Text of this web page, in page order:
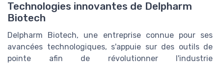
Technologies innovantes de Delpharm
Biotech
Delpharm Biotech, une entreprise connue pour ses
avancées technologiques, s'appuie sur des outils de
pointe afin de révolutionner l'industrie